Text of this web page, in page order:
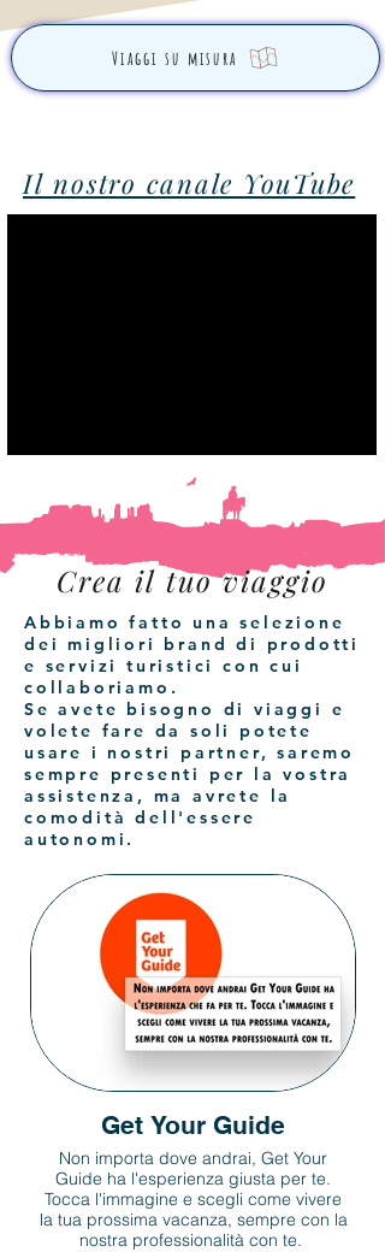
Viaggi su misura
Il nostro canale YouTube
Crea il tuo viaggio
Abbiamo fatto una selezione
dei migliori brand di prodotti
e servizi turistici con cui
collaboriamo.
Se avete bisogno di viaggi e
volete fare da soli potete
usare i nostri partner, saremo
sempre presenti per la vostra
assistenza, ma avrete la
comodità dell'essere
autonomi.
Get Your Guide
Non importa dove andrai, Get Your
Guide ha l'esperienza giusta per te.
Tocca l'immagine e scegli come vivere
la tua prossima vacanza, sempre con la
nostra professionalità con te.